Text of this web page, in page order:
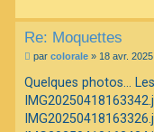
Re: Moquettes
M
s
s
a
g
e
par colorale » 18 avr.
Quelques photos...